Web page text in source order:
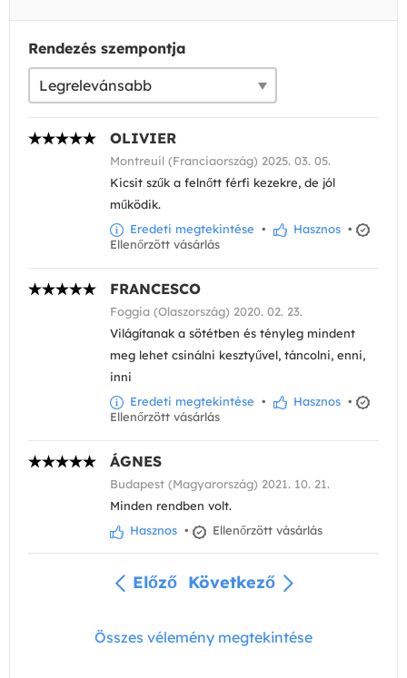
Rendezés szempontja
OLIVIER
Montreuil (Franciaország) 2025. 03. 05.
Kicsit szűk a felnőtt férfi kezekre, de jól
működik.
Eredeti megtekintése • Hasznos •
Ellenőrzött vásárlás
FRANCESCO
Foggia (Olaszország) 2020. 02. 23.
Világítanak a sötétben és tényleg mindent
meg lehet csinálni kesztyűvel, táncolni, enni,
inni
Eredeti megtekintése • Hasznos •
Ellenőrzött vásárlás
ÁGNES
Budapest (Magyarország) 2021. 10. 21.
Minden rendben volt.
Hasznos • Ellenőrzött vásárlás
Előző Következő
Összes vélemény megtekintése